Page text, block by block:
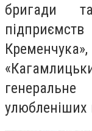
бригади
улюбленіших